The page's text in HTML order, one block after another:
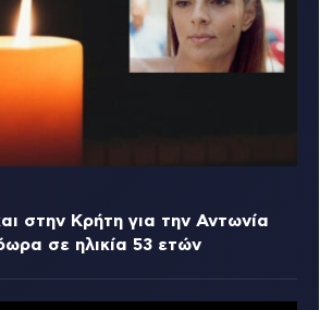
στην Κρήτη για την Αντωνία
σε ηλικία 53 ετών